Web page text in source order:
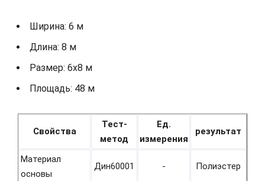
Ширина: 6 м
Длина: 8 м
Размер: 6х8 м
Площадь: 48 м
Свойства
Тест-
метод
Ед.
измерения
результат
Материал
основы
Дин60001 - Полиэстер